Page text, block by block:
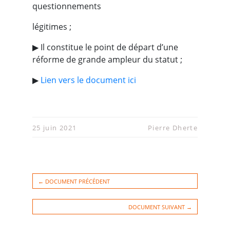
questionnements
légitimes ;
▶︎ Il constitue le point de départ d’une
réforme de grande ampleur du statut ;
▶︎ Lien vers le document ici
25 juin 2021 Pierre Dherte
← DOCUMENT PRÉCÉDENT
DOCUMENT SUIVANT →